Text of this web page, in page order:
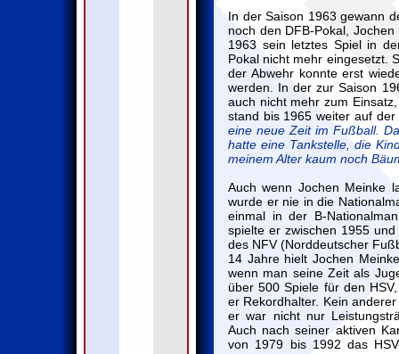
In der Saison 1963 gewann
noch den DFB-Pokal,
1963 sein letztes Spiel in
Pokal nicht mehr eingesetzt.
der Abwehr konnte erst
werden. In der zur Saison
auch nicht mehr zum
stand bis 1965 weiter auf
eine neue Zeit im Fußball.
hatte eine Tankstelle, die
meinem Alter kaum noch
Auch wenn Jochen Meinke
wurde er nie in die
einmal in der B-
spielte er zwischen 1955
des NFV (Norddeutscher
14 Jahre hielt Jochen
wenn man seine Zeit als
über 500 Spiele für den
er Rekordhalter. Kein
er war nicht nur
Auch nach seiner aktiven
von 1979 bis 1992 das